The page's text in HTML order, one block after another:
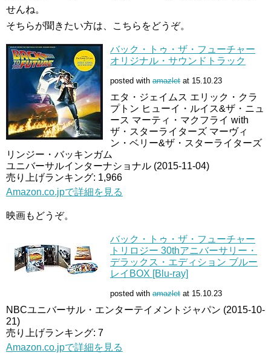
せんね。
そちらが聞きたい方は、こちらをどうぞ。
バック・トゥ・ザ・フューチャー
オリジナル・サウンドトラック
posted with amazlet at 15.10.23
エタ・ジェイムス エリック・クラ
プトン ヒューイ・ルイス&ザ・ニュ
ース マーティ・マクフライ with
ザ・スターライターズ マーヴィ
ン・ベリー&ザ・スターライターズ
リンジー・バッキンガム
ユニバーサルインターナショナル (2015-11-04)
売り上げランキング: 1,966
Amazon.co.jpで詳細を見る
映画もどうぞ。
バック・トゥ・ザ・フューチャー
トリロジー 30thアニバーサリー・
デラックス・エディション ブルー
レイBOX [Blu-ray]
posted with amazlet at 15.10.23
NBCユニバーサル・エンターテイメントジャパン (2015-10-
21)
売り上げランキング: 7
Amazon.co.jpで詳細を見る